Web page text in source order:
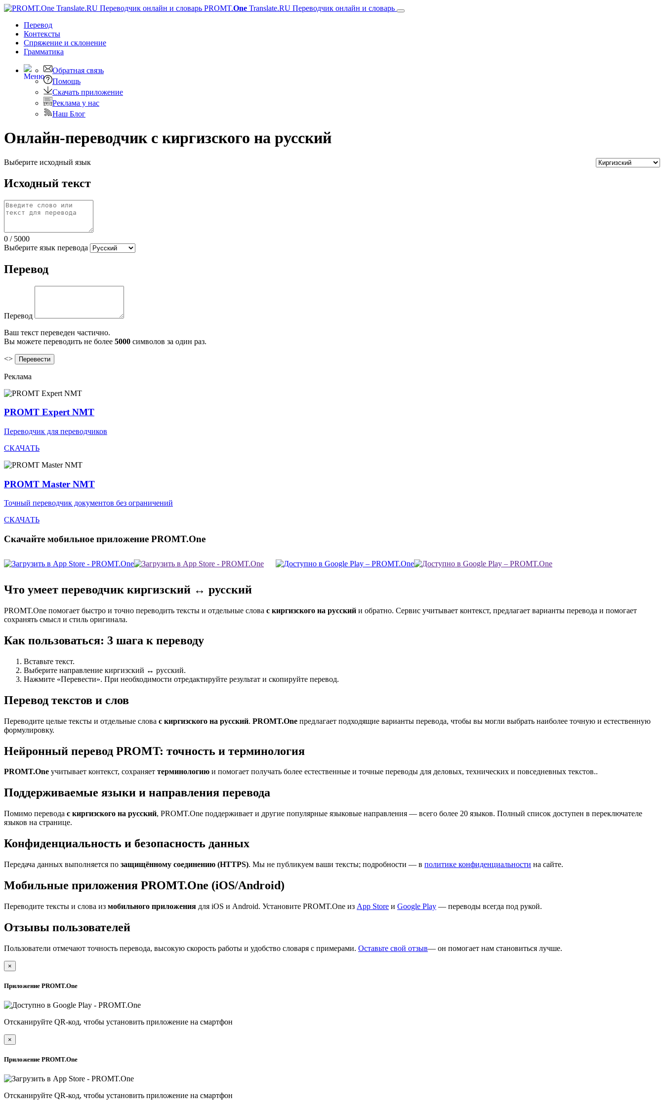
PROMT.One Translate.RU Переводчик онлайн и словарь
Перевод
Контексты
Спряжение и склонение
Грамматика
Обратная связь
Помощь
Скачать приложение
Реклама у нас
Наш Блог
Онлайн-переводчик с киргизского на русский
Выберите исходный язык
Исходный текст
0 / 5000
Выберите язык перевода
Перевод
Перевод
Ваш текст переведен частично.
Вы можете переводить не более 5000 символов за один раз.
<>
Реклама
PROMT Expert NMT
Переводчик для переводчиков
СКАЧАТЬ
PROMT Master NMT
Точный переводчик документов без ограничений
СКАЧАТЬ
Скачайте мобильное приложение PROMT.One
Что умеет переводчик киргизский ↔ русский
PROMT.One помогает быстро и точно переводить тексты и отдельные слова с киргизского на русский и обратно. Сервис учитывает контекст, предлагает варианты перевода и помогает
сохранять смысл и стиль оригинала.
Как пользоваться: 3 шага к переводу
Вставьте текст.
Выберите направление киргизский ↔ русский.
Нажмите «Перевести». При необходимости отредактируйте результат и скопируйте перевод.
Перевод текстов и слов
Переводите целые тексты и отдельные слова с киргизского на русский. PROMT.One предлагает подходящие варианты перевода, чтобы вы могли выбрать наиболее точную и естественную
формулировку.
Нейронный перевод PROMT: точность и терминология
PROMT.One учитывает контекст, сохраняет терминологию и помогает получать более естественные и точные переводы для деловых, технических и повседневных текстов..
Поддерживаемые языки и направления перевода
Помимо перевода с киргизского на русский, PROMT.One поддерживает и другие популярные языковые направления — всего более 20 языков. Полный список доступен в переключателе
языков на странице.
Конфиденциальность и безопасность данных
Передача данных выполняется по защищённому соединению (HTTPS). Мы не публикуем ваши тексты; подробности — в политике конфиденциальности на сайте.
Мобильные приложения PROMT.One (iOS/Android)
Переводите тексты и слова из мобильного приложения для iOS и Android. Установите PROMT.One из App Store и Google Play — переводы всегда под рукой.
Отзывы пользователей
Пользователи отмечают точность перевода, высокую скорость работы и удобство словаря с примерами. Оставьте свой отзыв— он помогает нам становиться лучше.
×
Приложение PROMT.One
Отсканируйте QR-код, чтобы установить приложение на смартфон
×
Приложение PROMT.One
Отсканируйте QR-код, чтобы установить приложение на смартфон